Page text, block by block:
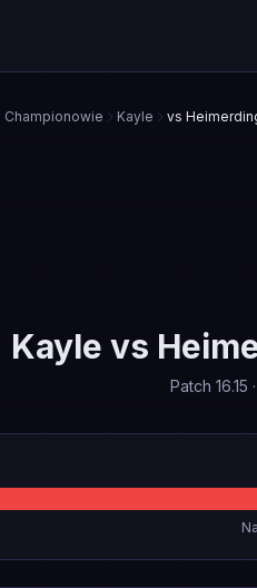
Championowie Kayle vs
Kayle vs
Patch 16.15 ·